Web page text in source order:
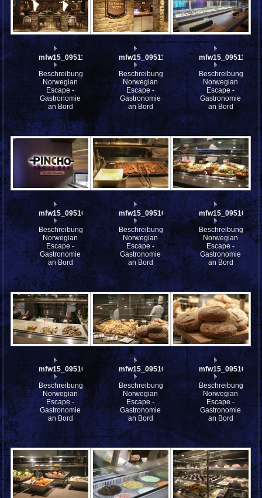
mfw15_095113
Beschreibung:
Norwegian
Escape -
Gastronomie
an Bord
mfw15_095112
Beschreibung:
Norwegian
Escape -
Gastronomie
an Bord
mfw15_095110
Beschreibung:
Norwegian
Escape -
Gastronomie
an Bord
mfw15_095109
Beschreibung:
Norwegian
Escape -
Gastronomie
an Bord
mfw15_095108
Beschreibung:
Norwegian
Escape -
Gastronomie
an Bord
mfw15_095107
Beschreibung:
Norwegian
Escape -
Gastronomie
an Bord
mfw15_095105
Beschreibung:
Norwegian
Escape -
Gastronomie
an Bord
mfw15_095104
Beschreibung:
Norwegian
Escape -
Gastronomie
an Bord
mfw15_095103
Beschreibung:
Norwegian
Escape -
Gastronomie
an Bord